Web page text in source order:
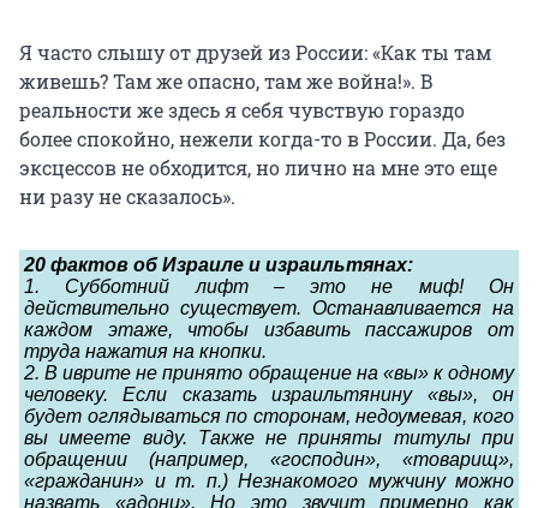
Я часто слышу от друзей из России: «Как ты там
живешь? Там же опасно, там же война!». В
реальности же здесь я себя чувствую гораздо
более спокойно, нежели когда-то в России. Да, без
эксцессов не обходится, но лично на мне это еще
ни разу не сказалось».
20 фактов об Израиле и израильтянах:
1. Субботний лифт – это не миф! Он
действительно существует. Останавливается на
каждом этаже, чтобы избавить пассажиров от
труда нажатия на кнопки.
2. В иврите не принято обращение на «вы» к одному
человеку. Если сказать израильтянину «вы», он
будет оглядываться по сторонам, недоумевая, кого
вы имеете виду. Также не приняты титулы при
обращении (например, «господин», «товарищ»,
«гражданин» и т. п.) Незнакомого мужчину можно
назвать «адони». Но это звучит примерно как